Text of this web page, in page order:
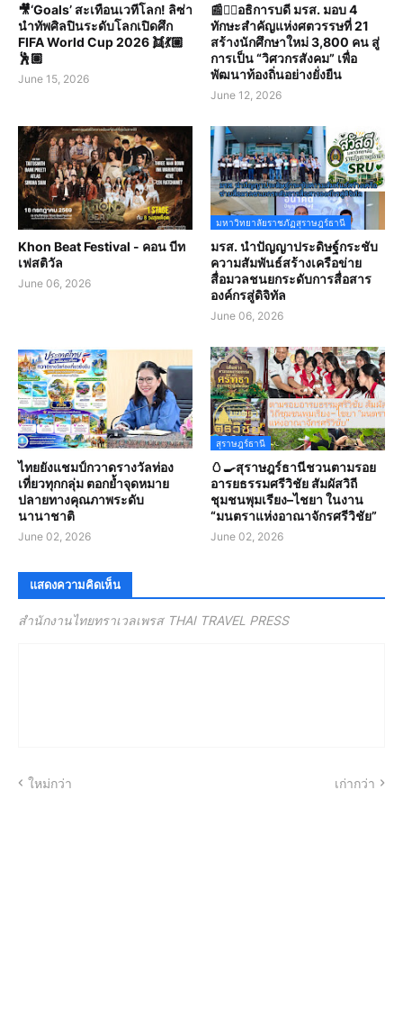
🎥‘Goals’ สะเทือนเวทีโลก! ลิซ่า
นำทัพศิลปินระดับโลกเปิดศึก
FIFA World Cup 2026 👯💃🏼
🕺🏽
June 15, 2026
📰✍🏻อธิการบดี มรส. มอบ 4
ทักษะสำคัญแห่งศตวรรษที่ 21
สร้างนักศึกษาใหม่ 3,800 คน สู่
การเป็น “วิศวกรสังคม” เพื่อ
พัฒนาท้องถิ่นอย่างยั่งยืน
June 12, 2026
Khon Beat Festival - คอน บีท
เฟสติวัล
June 06, 2026
มหาวิทยาลัยราชภัฏสุราษฎร์ธานี
มรส. นำปัญญาประดิษฐ์กระชับ
ความสัมพันธ์สร้างเครือข่าย
สื่อมวลชนยกระดับการสื่อสาร
องค์กรสู่ดิจิทัล
June 06, 2026
ไทยยังแชมป์กวาดรางวัลท่อง
เที่ยวทุกกลุ่ม ตอกย้ำจุดหมาย
ปลายทางคุณภาพระดับ
นานาชาติ
June 02, 2026
สุราษฎร์ธานี
🥚🍳สุราษฎร์ธานีชวนตามรอย
อารยธรรมศรีวิชัย สัมผัสวิถี
ชุมชนพุมเรียง–ไชยา ในงาน
“มนตราแห่งอาณาจักรศรีวิชัย”
June 02, 2026
แสดงความคิดเห็น
สำนักงานไทยทราเวลเพรส THAI TRAVEL PRESS
ใหม่กว่า เก่ากว่า